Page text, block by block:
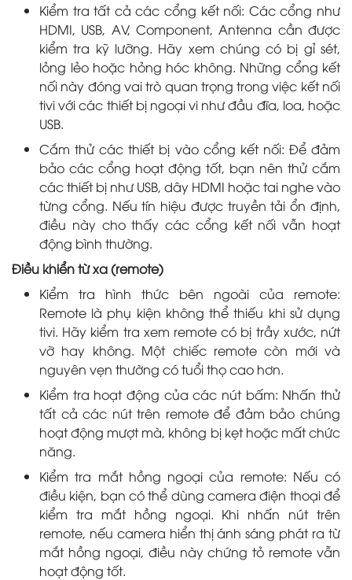
Kiểm tra tất cả các cổng kết nối: Các cổng như
HDMI, USB, AV, Component, Antenna cần được
kiểm tra kỹ lưỡng. Hãy xem chúng có bị gỉ sét,
lỏng lẻo hoặc hỏng hóc không. Những cổng kết
nối này đóng vai trò quan trọng trong việc kết nối
tivi với các thiết bị ngoại vi như đầu đĩa, loa, hoặc
USB.
Cắm thử các thiết bị vào cổng kết nối: Để đảm
bảo các cổng hoạt động tốt, bạn nên thử cắm
các thiết bị như USB, dây HDMI hoặc tai nghe vào
từng cổng. Nếu tín hiệu được truyền tải ổn định,
điều này cho thấy các cổng kết nối vẫn hoạt
động bình thường.
Điều khiển từ xa (remote)
Kiểm tra hình thức bên ngoài của remote:
Remote là phụ kiện không thể thiếu khi sử dụng
tivi. Hãy kiểm tra xem remote có bị trầy xước, nứt
vỡ hay không. Một chiếc remote còn mới và
nguyên vẹn thường có tuổi thọ cao hơn.
Kiểm tra hoạt động của các nút bấm: Nhấn thử
tất cả các nút trên remote để đảm bảo chúng
hoạt động mượt mà, không bị kẹt hoặc mất chức
năng.
Kiểm tra mắt hồng ngoại của remote: Nếu có
điều kiện, bạn có thể dùng camera điện thoại để
kiểm tra mắt hồng ngoại. Khi nhấn nút trên
remote, nếu camera hiển thị ánh sáng phát ra từ
mắt hồng ngoại, điều này chứng tỏ remote vẫn
hoạt động tốt.